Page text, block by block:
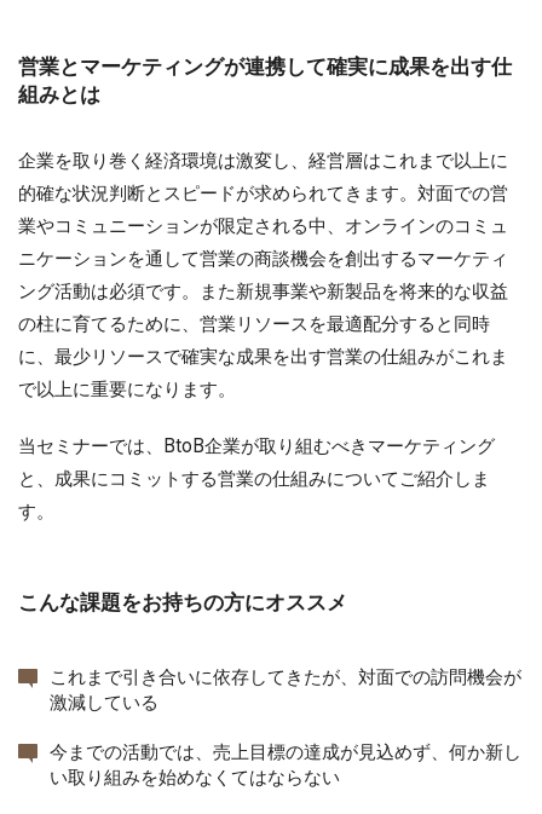
営業とマーケティングが連携して確実に成果を出す仕
組みとは
企業を取り巻く経済環境は激変し、経営層はこれまで以上に
的確な状況判断とスピードが求められてきます。対面での営
業やコミュニーションが限定される中、オンラインのコミュ
ニケーションを通して営業の商談機会を創出するマーケティ
ング活動は必須です。また新規事業や新製品を将来的な収益
の柱に育てるために、営業リソースを最適配分すると同時
に、最少リソースで確実な成果を出す営業の仕組みがこれま
で以上に重要になります。
当セミナーでは、BtoB企業が取り組むべきマーケティング
と、成果にコミットする営業の仕組みについてご紹介しま
す。
こんな課題をお持ちの方にオススメ
これまで引き合いに依存してきたが、対面での訪問機会が
激減している
今までの活動では、売上目標の達成が見込めず、何か新し
い取り組みを始めなくてはならない